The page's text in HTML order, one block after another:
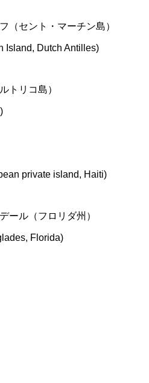
（セント・マーチン島）
Island, Dutch Antilles)
トリコ島）
private island, Haiti)
ール（フロリダ州）
Florida)